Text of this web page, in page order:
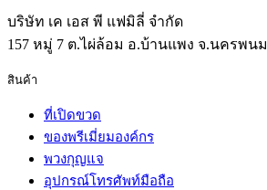
บริษัท เค เอส พี แฟมิลี่ จำกัด
157 หมู่ 7 ต.ไผ่ล้อม อ.บ้านแพง จ.นครพนม
สินค้า
ที่เปิดขวด
ของพรีเมี่ยมองค์กร
พวงกุญแจ
อุปกรณ์โทรศัพท์มือถือ